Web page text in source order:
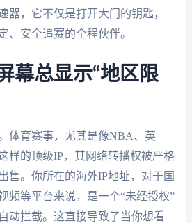
器，它不仅是打开大门的钥匙，
、安全追赛的全程伙伴。
幕总显示“地区限
体育赛事，尤其是像NBA、英
样的顶级IP，其网络转播权被严格
售。你所在的海外IP地址，对于国
频等平台来说，是一个“未经授权”
动拦截。这直接导致了当你想看